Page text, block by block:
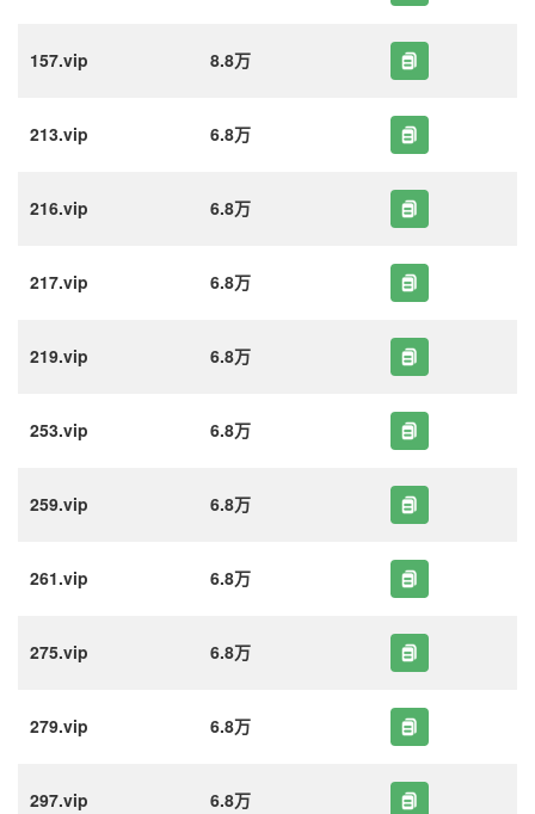
157.vip 8.8万
213.vip 6.8万
216.vip 6.8万
217.vip 6.8万
219.vip 6.8万
253.vip 6.8万
259.vip 6.8万
261.vip 6.8万
275.vip 6.8万
279.vip 6.8万
297.vip 6.8万